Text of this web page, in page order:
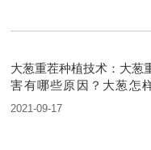
大葱重茬种植技术：大葱
害有哪些原因？大葱怎
茬？
2021-09-17